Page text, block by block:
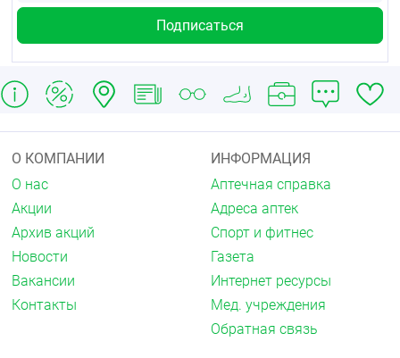
О КОМПАНИИ
О нас
Акции
Архив акций
Новости
Вакансии
Контакты
ИНФОРМАЦИЯ
Аптечная справка
Адреса аптек
Спорт и фитнес
Газета
Интернет ресурсы
Мед. учреждения
Обратная связь